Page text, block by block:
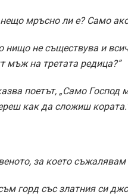
нещо мръсно ли е? Само
нищо не съществува и
мъж на третата редица?”
поетът, „Само
как да сложиш
за което
горд със златния си